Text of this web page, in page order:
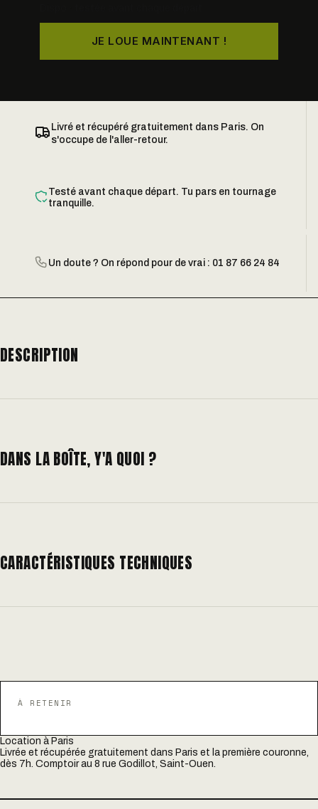
JE LOUE MAINTENANT !
Livré et récupéré gratuitement dans Paris. On
s'occupe de l'aller-retour.
Testé avant chaque départ. Tu pars en tournage
tranquille.
Un doute ? On répond pour de vrai : 01 87 66 24 84
DESCRIPTION
DANS LA BOÎTE, Y'A QUOI ?
CARACTÉRISTIQUES TECHNIQUES
À RETENIR
Location à Paris
Livrée et récupérée gratuitement dans Paris et la première couronne,
dès 7h. Comptoir au 8 rue Godillot, Saint-Ouen.